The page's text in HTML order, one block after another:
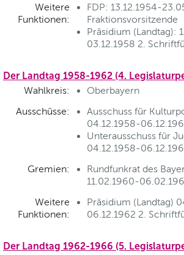
Weitere
Funktionen:
FDP: 13.12.1954-
Fraktionsvorsitzende
Präsidium (Landtag):
03.12.1958 2.
Der Landtag 1958-1962 (4.
Wahlkreis:
Oberbayern
Ausschüsse:
Ausschuss für
04.12.1958-
Unterausschuss für
04.12.1958-
Gremien:
Rundfunkrat des
11.02.1960-
Weitere
Funktionen:
Präsidium (Landtag)
06.12.1962 2.
Der Landtag 1962-1966 (5.